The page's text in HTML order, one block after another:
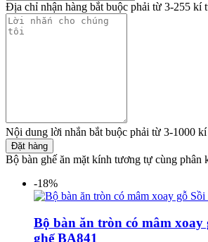
Địa chỉ nhận hàng bắt buộc phải từ 3-255 kí
Nội dung lời nhắn bắt buộc phải từ 3-1000
Đặt hàng
Bộ bàn ghế ăn mặt kính tương tự cùng phân
-18%
Bộ bàn ăn tròn có mâm xoay
ghế BA841